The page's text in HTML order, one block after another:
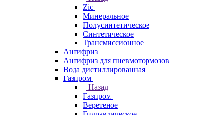
Zic
Минеральное
Полусинтетическое
Синтетическое
Трансмиссионное
Антифриз
Антифриз для пневмотормозов
Вода дистиллированная
Газпром
Назад
Газпром
Веретеное